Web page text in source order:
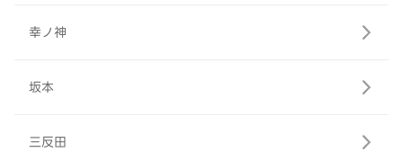
幸ノ神
坂本
三反田